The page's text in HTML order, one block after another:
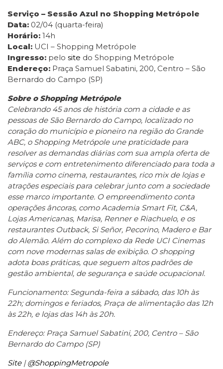
Serviço – Sessão Azul no Shopping Metrópole
Data: 02/04 (quarta-feira)
Horário: 14h
Local: UCI – Shopping Metrópole
Ingresso: pelo site do Shopping Metrópole
Endereço: Praça Samuel Sabatini, 200, Centro – São
Bernardo do Campo (SP)
Sobre o Shopping Metrópole
Celebrando 45 anos de história com a cidade e as
pessoas de São Bernardo do Campo, localizado no
coração do município e pioneiro na região do Grande
ABC, o Shopping Metrópole une praticidade para
resolver as demandas diárias com sua ampla oferta de
serviços e com entretenimento diferenciado para toda a
família como cinema, restaurantes, rico mix de lojas e
atrações especiais para celebrar junto com a sociedade
esse marco importante. O empreendimento conta
operações âncoras, como Academia Smart Fit, C&A,
Lojas Americanas, Marisa, Renner e Riachuelo, e os
restaurantes Outback, Si Señor, Pecorino, Madero e Bar
do Alemão. Além do complexo da Rede UCI Cinemas
com nove modernas salas de exibição. O shopping
adota boas práticas, que seguem altos padrões de
gestão ambiental, de segurança e saúde ocupacional.
Funcionamento: Segunda-feira a sábado, das 10h às
22h; domingos e feriados, Praça de alimentação das 12h
às 22h, e lojas das 14h às 20h.
Endereço: Praça Samuel Sabatini, 200, Centro – São
Bernardo do Campo (SP)
Site|@ShoppingMetropole